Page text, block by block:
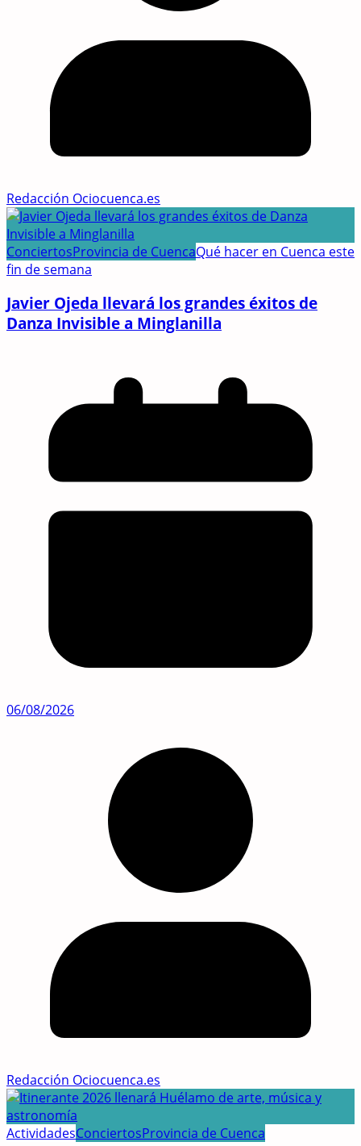
Redacción Ociocuenca.es
ConciertosProvincia de CuencaQué hacer en Cuenca este
fin de semana
Javier Ojeda llevará los grandes éxitos de
Danza Invisible a Minglanilla
06/08/2026
Redacción Ociocuenca.es
ActividadesConciertosProvincia de Cuenca